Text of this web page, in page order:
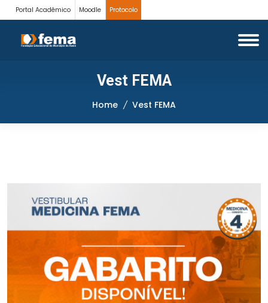
Portal Acadêmico Moodle Protocolo
Vest FEMA
Home Vest FEMA